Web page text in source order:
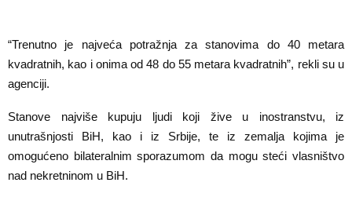
“Trenutno je najveća potražnja za stanovima do 40 metara
kvadratnih, kao i onima od 48 do 55 metara kvadratnih”, rekli su u
agenciji.
Stanove najviše kupuju ljudi koji žive u inostranstvu, iz
unutrašnjosti BiH, kao i iz Srbije, te iz zemalja kojima je
omogućeno bilateralnim sporazumom da mogu steći vlasništvo
nad nekretninom u BiH.